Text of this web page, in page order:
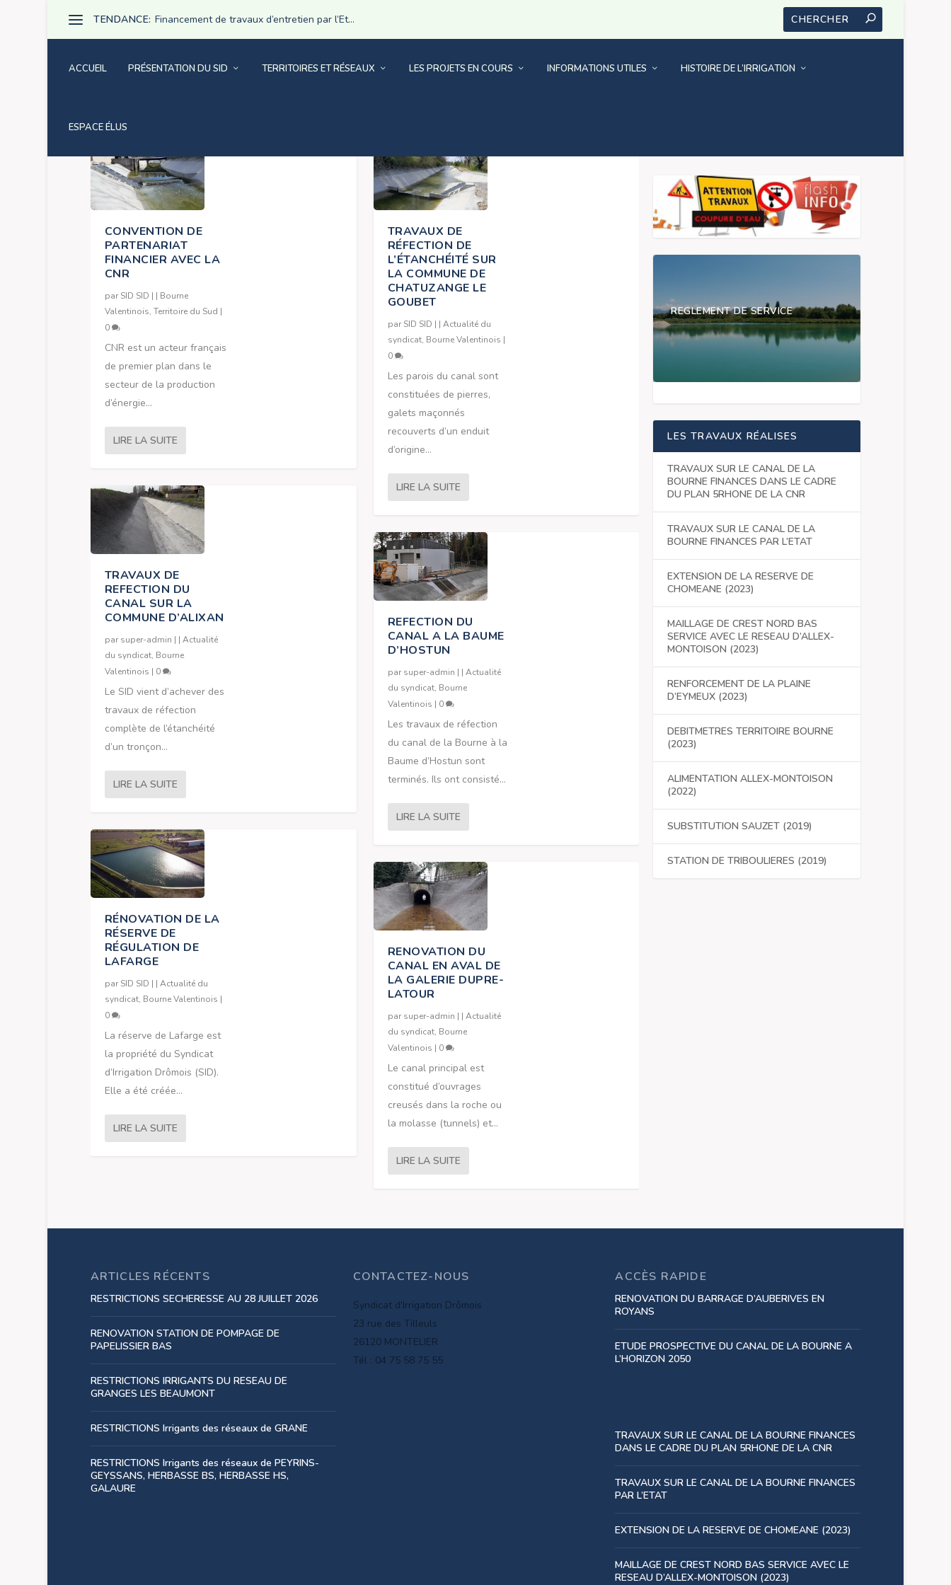
TENDANCE: Financement de travaux d’entretien par l’Et...
ACCUEIL PRÉSENTATION DU SID TERRITOIRES ET RÉSEAUX LES PROJETS EN COURS INFORMATIONS UTILES HISTOIRE DE L’IRRIGATION
ESPACE ÉLUS
ÉTIQUETTE :
CONVENTION DE
PARTENARIAT
FINANCIER AVEC LA
CNR
parSID SID | | Bourne
Valentinois, Territoire du Sud |
0
CNR est un acteur français
de premier plan dans le
secteur de la production
d’énergie...
LIRE LA SUITE
TRAVAUX DE
REFECTION DU
CANAL SUR LA
COMMUNE D’ALIXAN
parsuper-admin | | Actualité
du syndicat, Bourne
Valentinois | 0
Le SID vient d’achever des
travaux de réfection
complète de l’étanchéité
d’un tronçon...
LIRE LA SUITE
RÉNOVATION DE LA
RÉSERVE DE
RÉGULATION DE
LAFARGE
parSID SID | | Actualité du
syndicat, Bourne Valentinois |
0
La réserve de Lafarge est
la propriété du Syndicat
d’Irrigation Drômois (SID).
Elle a été créée...
LIRE LA SUITE
TRAVAUX DE
RÉFECTION DE
L’ÉTANCHÉITÉ SUR
LA COMMUNE DE
CHATUZANGE LE
GOUBET
parSID SID | | Actualité du
syndicat, Bourne Valentinois |
0
Les parois du canal sont
constituées de pierres,
galets maçonnés
recouverts d’un enduit
d’origine...
LIRE LA SUITE
REFECTION DU
CANAL A LA BAUME
D’HOSTUN
parsuper-admin | | Actualité
du syndicat, Bourne
Valentinois | 0
Les travaux de réfection
du canal de la Bourne à la
Baume d’Hostun sont
terminés. Ils ont consisté...
LIRE LA SUITE
RENOVATION DU
CANAL EN AVAL DE
LA GALERIE DUPRE-
LATOUR
parsuper-admin | | Actualité
du syndicat, Bourne
Valentinois | 0
Le canal principal est
constitué d’ouvrages
creusés dans la roche ou
la molasse (tunnels) et...
LIRE LA SUITE
REGLEMENT DE SERVICE
LES TRAVAUX RÉALISES
TRAVAUX SUR LE CANAL DE LA
BOURNE FINANCES DANS LE CADRE
DU PLAN 5RHONE DE LA CNR
TRAVAUX SUR LE CANAL DE LA
BOURNE FINANCES PAR L’ETAT
EXTENSION DE LA RESERVE DE
CHOMEANE (2023)
MAILLAGE DE CREST NORD BAS
SERVICE AVEC LE RESEAU D’ALLEX-
MONTOISON (2023)
RENFORCEMENT DE LA PLAINE
D’EYMEUX (2023)
DEBITMETRES TERRITOIRE BOURNE
(2023)
ALIMENTATION ALLEX-MONTOISON
(2022)
SUBSTITUTION SAUZET (2019)
STATION DE TRIBOULIERES (2019)
ARTICLES RÉCENTS
RESTRICTIONS SECHERESSE AU 28 JUILLET 2026
RENOVATION STATION DE POMPAGE DE
PAPELISSIER BAS
RESTRICTIONS IRRIGANTS DU RESEAU DE
GRANGES LES BEAUMONT
RESTRICTIONS Irrigants des réseaux de GRANE
RESTRICTIONS Irrigants des réseaux de PEYRINS-
GEYSSANS, HERBASSE BS, HERBASSE HS,
GALAURE
CONTACTEZ-NOUS
Syndicat d'Irrigation Drômois
23 rue des Tilleuls
26120 MONTELIER
Tél : 04 75 58 75 55
ACCÈS RAPIDE
RENOVATION DU BARRAGE D’AUBERIVES EN
ROYANS
ETUDE PROSPECTIVE DU CANAL DE LA BOURNE A
L’HORIZON 2050
TRAVAUX SUR LE CANAL DE LA BOURNE FINANCES
DANS LE CADRE DU PLAN 5RHONE DE LA CNR
TRAVAUX SUR LE CANAL DE LA BOURNE FINANCES
PAR L’ETAT
EXTENSION DE LA RESERVE DE CHOMEANE (2023)
MAILLAGE DE CREST NORD BAS SERVICE AVEC LE
RESEAU D’ALLEX-MONTOISON (2023)